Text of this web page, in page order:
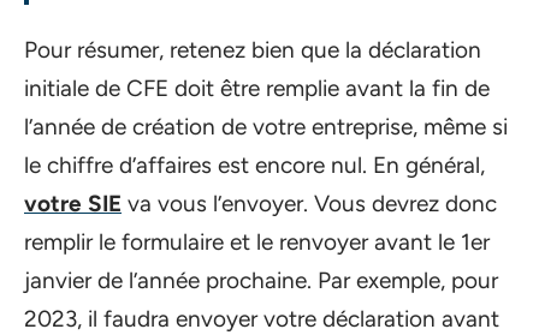
Pour résumer, retenez bien que la déclaration
initiale de CFE doit être remplie avant la fin de
l’année de création de votre entreprise, même si
le chiffre d’affaires est encore nul. En général,
votre SIE va vous l’envoyer. Vous devrez donc
remplir le formulaire et le renvoyer avant le 1er
janvier de l’année prochaine. Par exemple, pour
2023, il faudra envoyer votre déclaration avant